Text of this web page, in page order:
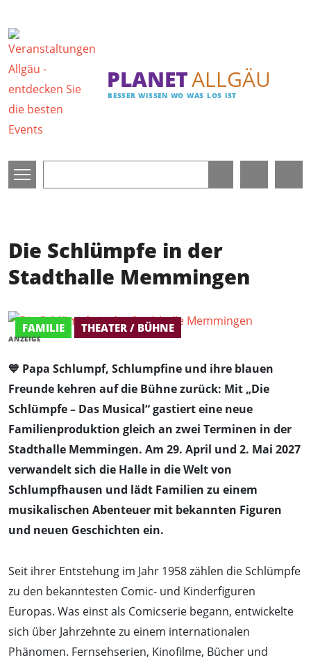
PLANETALLGÄU
BESSER WISSEN WO WAS LOS IST
Die Schlümpfe in der
Stadthalle Memmingen
FAMILIE THEATER / BÜHNE
ANZEIGE
💙 Papa Schlumpf, Schlumpfine und ihre blauen
Freunde kehren auf die Bühne zurück: Mit „Die
Schlümpfe – Das Musical“ gastiert eine neue
Familienproduktion gleich an zwei Terminen in der
Stadthalle Memmingen. Am 29. April und 2. Mai 2027
verwandelt sich die Halle in die Welt von
Schlumpfhausen und lädt Familien zu einem
musikalischen Abenteuer mit bekannten Figuren
und neuen Geschichten ein.
Seit ihrer Entstehung im Jahr 1958 zählen die Schlümpfe
zu den bekanntesten Comic- und Kinderfiguren
Europas. Was einst als Comicserie begann, entwickelte
sich über Jahrzehnte zu einem internationalen
Phänomen. Fernsehserien, Kinofilme, Bücher und